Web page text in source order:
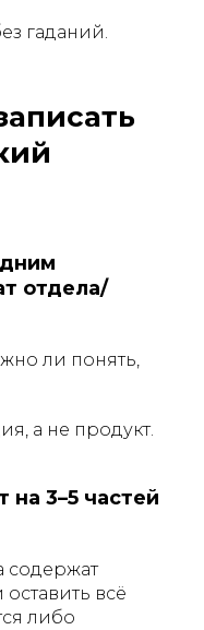
гаданий.
отдела/
ли понять,
а не продукт.
на 3–5 частей
содержат
оставить всё
либо